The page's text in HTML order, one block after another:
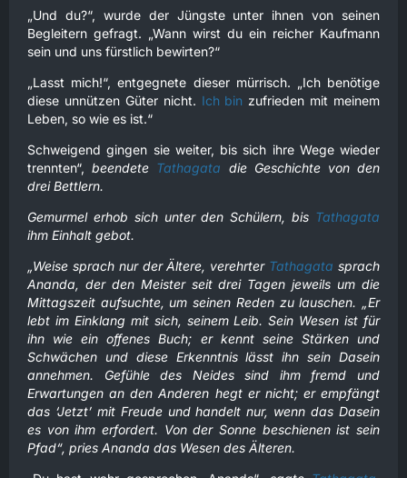
„Und du?“, wurde der Jüngste unter ihnen von seinen
Begleitern gefragt. „Wann wirst du ein reicher Kaufmann
sein und uns fürstlich bewirten?“
„Lasst mich!“, entgegnete dieser mürrisch. „Ich benötige
diese unnützen Güter nicht. Ich bin zufrieden mit meinem
Leben, so wie es ist.“
Schweigend gingen sie weiter, bis sich ihre Wege wieder
trennten“,beendete Tathagata die Geschichte von den
drei Bettlern.
Gemurmel erhob sich unter den Schülern, bis Tathagata
ihm Einhalt gebot.
„Weise sprach nur der Ältere, verehrter Tathagata sprach
Ananda, der den Meister seit drei Tagen jeweils um die
Mittagszeit aufsuchte, um seinen Reden zu lauschen. „Er
lebt im Einklang mit sich, seinem Leib. Sein Wesen ist für
ihn wie ein offenes Buch; er kennt seine Stärken und
Schwächen und diese Erkenntnis lässt ihn sein Dasein
annehmen. Gefühle des Neides sind ihm fremd und
Erwartungen an den Anderen hegt er nicht; er empfängt
das ‘Jetzt’ mit Freude und handelt nur, wenn das Dasein
es von ihm erfordert. Von der Sonne beschienen ist sein
Pfad“, pries Ananda das Wesen des Älteren.